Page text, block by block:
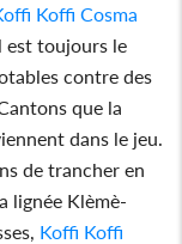
Koffi Cosma
est toujours le
contre des
que la
dans le jeu.
de trancher en
lignée Klèmè-
Koffi Koffi